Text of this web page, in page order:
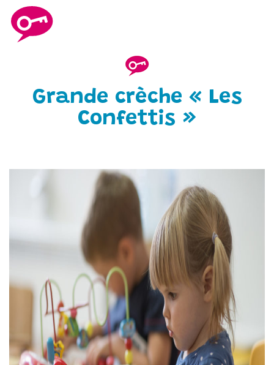
Grande crèche « Les
Confettis »